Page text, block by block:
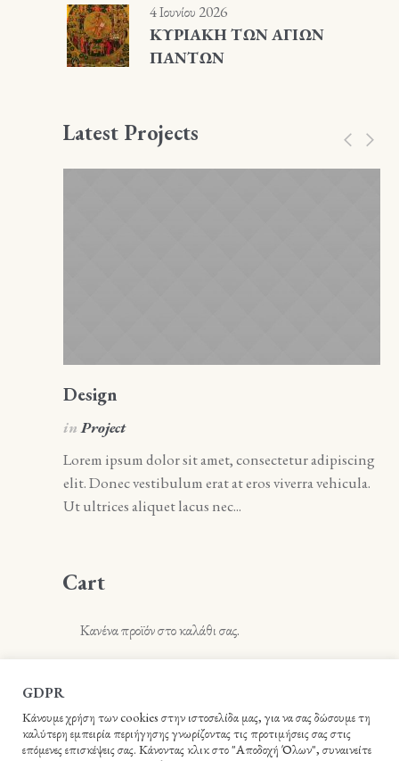
4 Ιουνίου 2026
ΚΥΡΙΑΚΗ ΤΩΝ ΑΓΙΩΝ
ΠΑΝΤΩΝ
Latest Projects
Design
inProject
Lorem ipsum dolor sit amet, consectetur adipiscing
elit. Donec vestibulum erat at eros viverra vehicula.
Ut ultrices aliquet lacus nec...
Cart
Κανένα προϊόν στο καλάθι σας.
GDPR
Κάνουμε χρήση των cookies στην ιστοσελίδα μας, για να σας δώσουμε τη
καλύτερη εμπειρία περιήγησης γνωρίζοντας τις προτιμήσεις σας στις
επόμενες επισκέψεις σας. Κάνοντας κλικ στο "Αποδοχή Όλων", συναινείτε